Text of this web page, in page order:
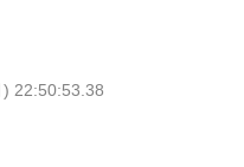
22:50:53.38